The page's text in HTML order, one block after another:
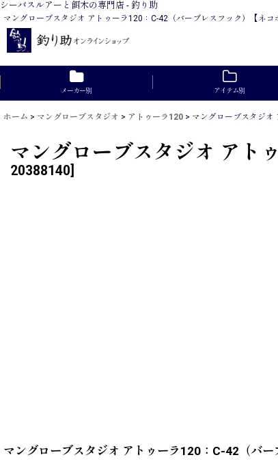
シーバスルアーと餌木の専門店 - 釣り助
マングローブスタジオ アトゥーラ120：C-42（バーブレスフック）【ネ
メーカー別 アイテム別
ホーム > マングローブスタジオ > アトゥーラ120 > マングローブスタジオ
マングローブスタジオ アト
20388140
マングローブスタジオ アトゥーラ120：C-42（バー